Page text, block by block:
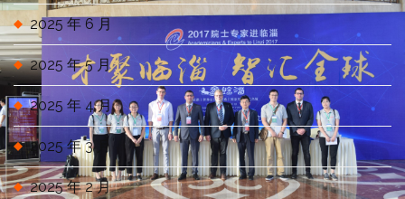
2025 年 6 月
2025 年 5 月
2025 年 4 月
2025 年 3 月
2025 年 2 月